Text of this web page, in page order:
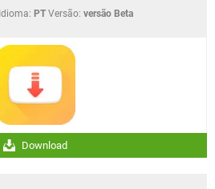
Idioma: PT Versão: versão Beta
Download